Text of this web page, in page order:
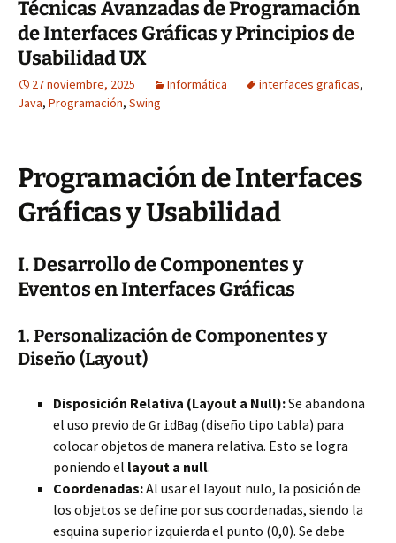
Técnicas Avanzadas de Programación
de Interfaces Gráficas y Principios de
Usabilidad UX
27 noviembre, 2025 Informática interfaces graficas,
Java, Programación, Swing
Programación de Interfaces
Gráficas y Usabilidad
I. Desarrollo de Componentes y
Eventos en Interfaces Gráficas
1. Personalización de Componentes y
Diseño (Layout)
Disposición Relativa (Layout a Null):Se abandona
el uso previo de GridBag (diseño tipo tabla) para
colocar objetos de manera relativa. Esto se logra
poniendo el layout a null.
Coordenadas:Al usar el layout nulo, la posición de
los objetos se define por sus coordenadas, siendo la
esquina superior izquierda el punto (0,0). Se debe